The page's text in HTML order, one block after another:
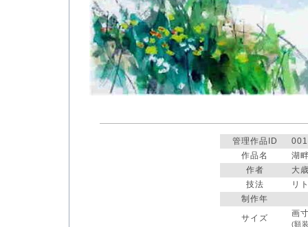
管理作品ID
作品名
湖
作者
大
技法
リ
制作年
サイズ
画
(額